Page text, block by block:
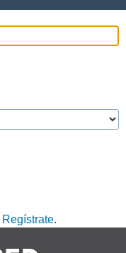
Regístrate.